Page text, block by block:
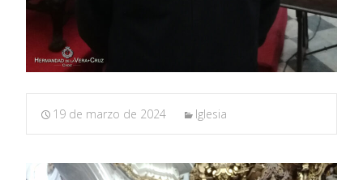
19 de marzo de 2024 Iglesia